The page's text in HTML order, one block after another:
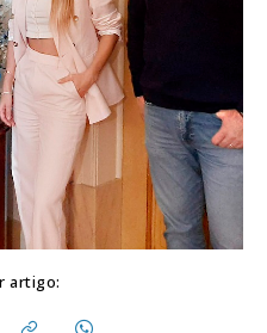
artigo: